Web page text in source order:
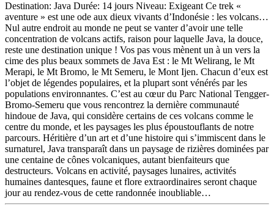
Destination: Java Durée: 14 jours Niveau: Exigeant Ce trek «
aventure » est une ode aux dieux vivants d’Indonésie : les volcans…
Nul autre endroit au monde ne peut se vanter d’avoir une telle
concentration de volcans actifs, raison pour laquelle Java, la douce,
reste une destination unique ! Vos pas vous mènent un à un vers la
cime des plus beaux sommets de Java Est : le Mt Welirang, le Mt
Merapi, le Mt Bromo, le Mt Semeru, le Mont Ijen. Chacun d’eux est
l’objet de légendes populaires, et la plupart sont vénérés par les
populations environnantes. C’est au cœur du Parc National Tengger-
Bromo-Semeru que vous rencontrez la dernière communauté
hindoue de Java, qui considère certains de ces volcans comme le
centre du monde, et les paysages les plus époustouflants de notre
parcours. Héritière d’un art et d’une histoire qui s’immiscent dans le
surnaturel, Java transparaît dans un paysage de rizières dominées par
une centaine de cônes volcaniques, autant bienfaiteurs que
destructeurs. Volcans en activité, paysages lunaires, activités
humaines dantesques, faune et flore extraordinaires seront chaque
jour au rendez-vous de cette randonnée inoubliable…